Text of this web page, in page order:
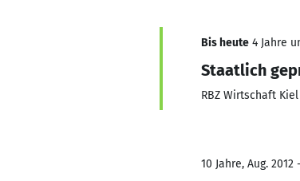
Bis heute 4 Jahre
Staatlich
RBZ Wirtschaft Kiel
10 Jahre, Aug. 2012